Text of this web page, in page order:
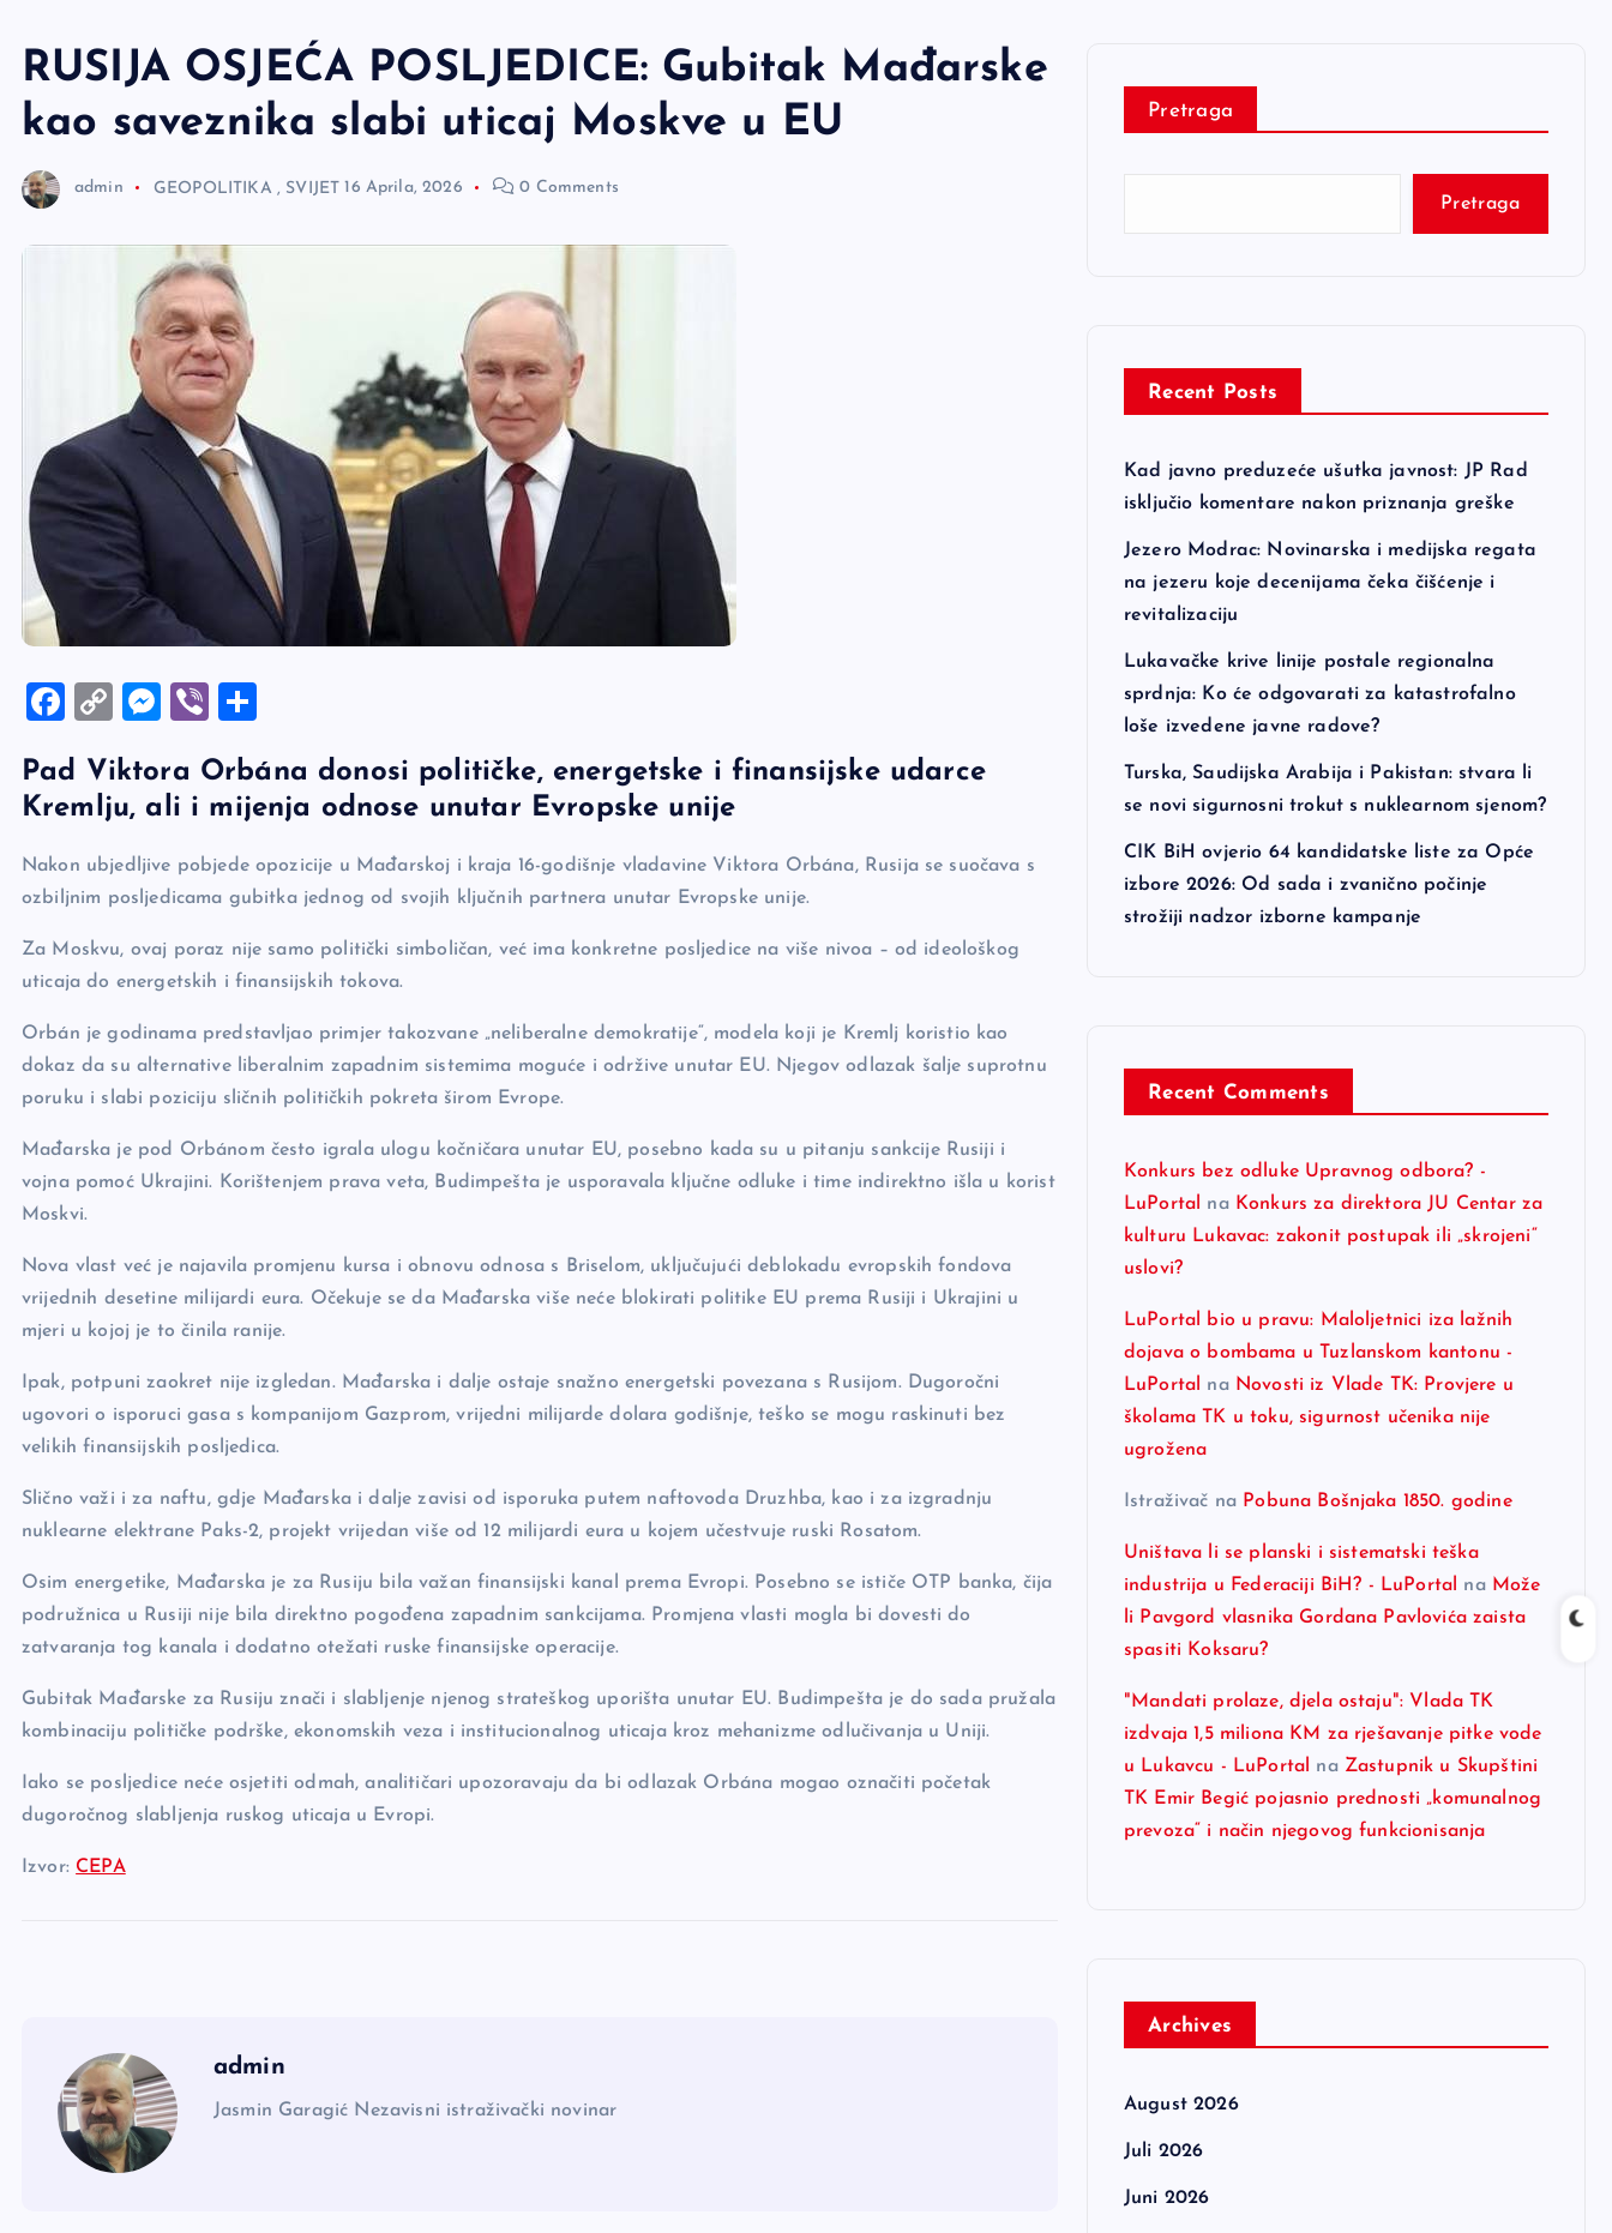
RUSIJA OSJEĆA POSLJEDICE: Gubitak Mađarske
kao saveznika slabi uticaj Moskve u EU
admin GEOPOLITIKA, SVIJET 16 Aprila, 2026 0 Comments
F
c
e
b
o
o
k
C
p
y
Li
n
M
se
n
g
er
Vi
er ar
e
Pad Viktora Orbána donosi političke, energetske i finansijske udarce
Kremlju, ali i mijenja odnose unutar Evropske unije
Nakon ubjedljive pobjede opozicije u Mađarskoj i kraja 16-godišnje vladavine Viktora Orbána, Rusija se suočava s
ozbiljnim posljedicama gubitka jednog od svojih ključnih partnera unutar Evropske unije.
Za Moskvu, ovaj poraz nije samo politički simboličan, već ima konkretne posljedice na više nivoa – od ideološkog
uticaja do energetskih i finansijskih tokova.
Orbán je godinama predstavljao primjer takozvane „neliberalne demokratije“, modela koji je Kremlj koristio kao
dokaz da su alternative liberalnim zapadnim sistemima moguće i održive unutar EU. Njegov odlazak šalje suprotnu
poruku i slabi poziciju sličnih političkih pokreta širom Evrope.
Mađarska je pod Orbánom često igrala ulogu kočničara unutar EU, posebno kada su u pitanju sankcije Rusiji i
vojna pomoć Ukrajini. Korištenjem prava veta, Budimpešta je usporavala ključne odluke i time indirektno išla u korist
Moskvi.
Nova vlast već je najavila promjenu kursa i obnovu odnosa s Briselom, uključujući deblokadu evropskih fondova
vrijednih desetine milijardi eura. Očekuje se da Mađarska više neće blokirati politike EU prema Rusiji i Ukrajini u
mjeri u kojoj je to činila ranije.
Ipak, potpuni zaokret nije izgledan. Mađarska i dalje ostaje snažno energetski povezana s Rusijom. Dugoročni
ugovori o isporuci gasa s kompanijom Gazprom, vrijedni milijarde dolara godišnje, teško se mogu raskinuti bez
velikih finansijskih posljedica.
Slično važi i za naftu, gdje Mađarska i dalje zavisi od isporuka putem naftovoda Druzhba, kao i za izgradnju
nuklearne elektrane Paks-2, projekt vrijedan više od 12 milijardi eura u kojem učestvuje ruski Rosatom.
Osim energetike, Mađarska je za Rusiju bila važan finansijski kanal prema Evropi. Posebno se ističe OTP banka, čija
podružnica u Rusiji nije bila direktno pogođena zapadnim sankcijama. Promjena vlasti mogla bi dovesti do
zatvaranja tog kanala i dodatno otežati ruske finansijske operacije.
Gubitak Mađarske za Rusiju znači i slabljenje njenog strateškog uporišta unutar EU. Budimpešta je do sada pružala
kombinaciju političke podrške, ekonomskih veza i institucionalnog uticaja kroz mehanizme odlučivanja u Uniji.
Iako se posljedice neće osjetiti odmah, analitičari upozoravaju da bi odlazak Orbána mogao označiti početak
dugoročnog slabljenja ruskog uticaja u Evropi.
Izvor: CEPA
admin
Jasmin Garagić Nezavisni istraživački novinar
Pretraga
Pretraga
Recent Posts
Kad javno preduzeće ušutka javnost: JP Rad
isključio komentare nakon priznanja greške
Jezero Modrac: Novinarska i medijska regata
na jezeru koje decenijama čeka čišćenje i
revitalizaciju
Lukavačke krive linije postale regionalna
sprdnja: Ko će odgovarati za katastrofalno
loše izvedene javne radove?
Turska, Saudijska Arabija i Pakistan: stvara li
se novi sigurnosni trokut s nuklearnom sjenom?
CIK BiH ovjerio 64 kandidatske liste za Opće
izbore 2026: Od sada i zvanično počinje
strožiji nadzor izborne kampanje
Recent Comments
Konkurs bez odluke Upravnog odbora? -
LuPortal
na Konkurs za direktora JU Centar za
kulturu Lukavac: zakonit postupak ili „skrojeni“
uslovi?
LuPortal bio u pravu: Maloljetnici iza lažnih
dojava o bombama u Tuzlanskom kantonu -
LuPortal
na Novosti iz Vlade TK: Provjere u
školama TK u toku, sigurnost učenika nije
ugrožena
Istraživač na Pobuna Bošnjaka 1850. godine
Uništava li se planski i sistematski teška
industrija u Federaciji BiH? - LuPortal
na Može
li Pavgord vlasnika Gordana Pavlovića zaista
spasiti Koksaru?
"Mandati prolaze, djela ostaju": Vlada TK
izdvaja 1,5 miliona KM za rješavanje pitke vode
u Lukavcu - LuPortal
na Zastupnik u Skupštini
TK Emir Begić pojasnio prednosti „komunalnog
prevoza“ i način njegovog funkcionisanja
Archives
August 2026
Juli 2026
Juni 2026